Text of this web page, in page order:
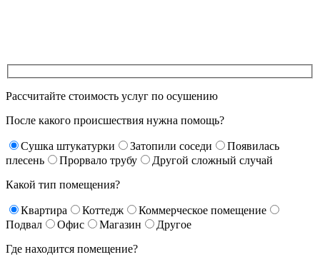
Рассчитайте стоимость услуг по осушению
После какого происшествия нужна помощь?
Сушка штукатурки Затопили соседи
Появилась
плесень
Прорвало трубу
Другой сложный случай
Какой тип помещения?
Квартира Коттедж
Коммерческое помещение
Подвал
Офис Магазин
Другое
Где находится помещение?